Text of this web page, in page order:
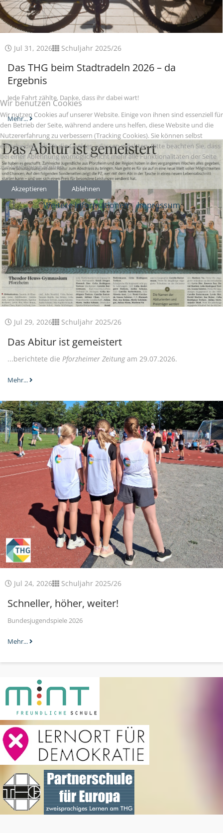
Jul 31, 2026 Schuljahr 2025/26
Das THG beim Stadtradeln 2026 – da
Ergebnis
Jede Fahrt zählte. Danke, dass ihr dabei wart!
Mehr...
Jul 29, 2026 Schuljahr 2025/26
Das Abitur ist gemeistert
...berichtete die Pforzheimer Zeitungam 29.07.2026.
Mehr...
Jul 24, 2026 Schuljahr 2025/26
Schneller, höher, weiter!
Bundesjugendspiele 2026
Mehr...
Wir benutzen Cookies
Wir nutzen Cookies auf unserer Website. Einige von ihnen sind essenziell für
den Betrieb der Seite, während andere uns helfen, diese Website und die
Nutzererfahrung zu verbessern (Tracking Cookies). Sie können selbst
entscheiden, ob Sie die Cookies zulassen möchten. Bitte beachten Sie, dass
bei einer Ablehnung womöglich nicht mehr alle Funktionalitäten der Seite
zur Verfügung stehen.
Akzeptieren Ablehnen
Weitere Informationen|Impressum